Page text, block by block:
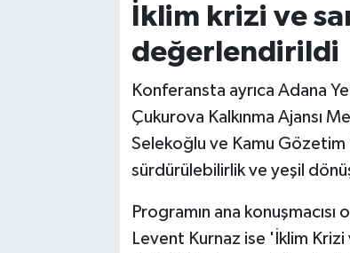
İklim krizi ve
değerlendirildi
Konferansta ayrıca Adana
Çukurova Kalkınma Ajansı
Selekoğlu ve Kamu Gözetim
sürdürülebilirlik ve yeşil
Programın ana
Levent Kurnaz ise 'İklim Krizi